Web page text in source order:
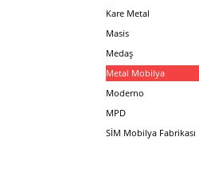
Kare Metal
Masis
Medaş
Metal Mobilya
Moderno
MPD
SİM Mobilya Fabrikası